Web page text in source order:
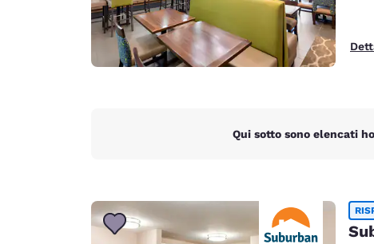
Qui sotto sono elencati